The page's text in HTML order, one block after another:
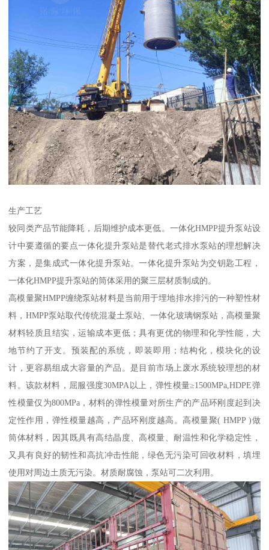
生产工艺
较同类产品节能降耗，后期维护成本更低。一体化HMPP提升泵站设
计中要遵循的要点一体化提升泵站是替代老式排水泵站的理想解决
方案，是集成式一体化提升泵站。一体化提升泵站为交钥匙工程，
一体化HMPP提升泵站的筒体采用的聚三层材质制成的。
高模量聚HMPP缠绕泵站材料是当前用于埋地排水排污的一种塑性材
料，HMPP泵站取代传统混凝土泵站、一体化玻璃钢泵站，高模量聚
材料轻质且结实，运输成本更低；具有更优的物理和化学性能，大
地节约了开支。预装配的系统，即装即用；结构化，模块化的设
计，更容易组成大容量的产品。是目前市场上废水系统较理想的材
料。该款材料，屈服强度30MPA以上，弹性模量≥1500MPa,HDPE弹
性模量仅为800MPa，材料的弹性模量对所生产的产品环刚度起到决
定性作用，弹性模量越高，产品环刚度越高。高模量聚( HMPP )做
筒体材料，因其既具有高结晶度、高模量、耐温性和化学稳定性，
又具有良好的韧性和高抗冲击性能，绿色无污染可回收材料，填埋
使用对周边土质无污染。材质耐腐蚀，泵站可二次利用。